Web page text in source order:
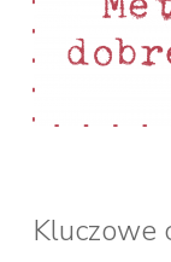
Kluczowe